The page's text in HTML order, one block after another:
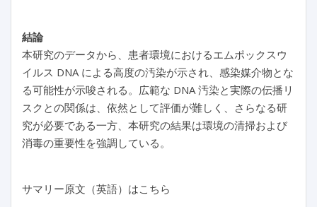
結論
本研究のデータから、患者環境におけるエムポックスウ
イルス DNA による高度の汚染が示され、感染媒介物とな
る可能性が示唆される。広範な DNA 汚染と実際の伝播リ
スクとの関係は、依然として評価が難しく、さらなる研
究が必要である一方、本研究の結果は環境の清掃および
消毒の重要性を強調している。
サマリー原文（英語）はこちら